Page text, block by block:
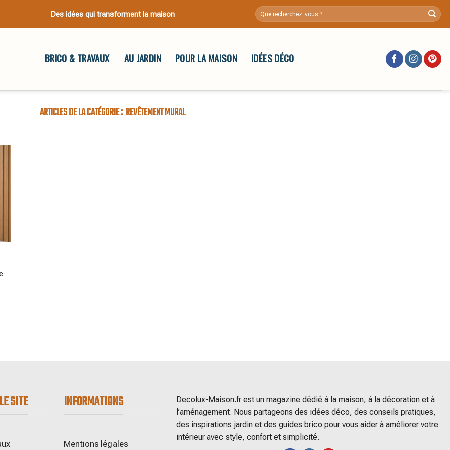
Des idées qui transforment la maison
BRICO & TRAVAUX AU JARDIN POUR LA MAISON IDÉES DÉCO
REVÊTEMENT MURAL
SITE INFORMATIONS
Mentions légales
Decolux-Maison.fr est un magazine dédié à la maison, à la décoration et à
l’aménagement. Nous partageons des idées déco, des conseils pratiques,
des inspirations jardin et des guides brico pour vous aider à améliorer votre
intérieur avec style, confort et simplicité.